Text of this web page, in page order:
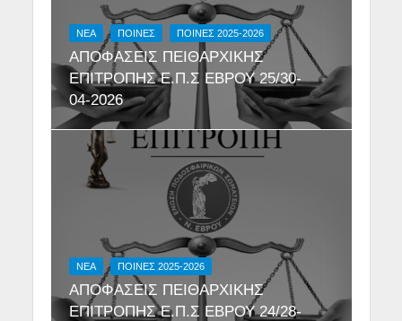
NEA ΠΟΙΝΕΣ ΠΟΙΝΕΣ 2025-2026
ΑΠΟΦΑΣΕΙΣ ΠΕΙΘΑΡΧΙΚΗΣ
ΕΠΙΤΡΟΠΗΣ Ε.Π.Σ ΕΒΡΟΥ 25/30-
04-2026
NEA ΠΟΙΝΕΣ 2025-2026
ΑΠΟΦΑΣΕΙΣ ΠΕΙΘΑΡΧΙΚΗΣ
ΕΠΙΤΡΟΠΗΣ Ε.Π.Σ ΕΒΡΟΥ 24/28-